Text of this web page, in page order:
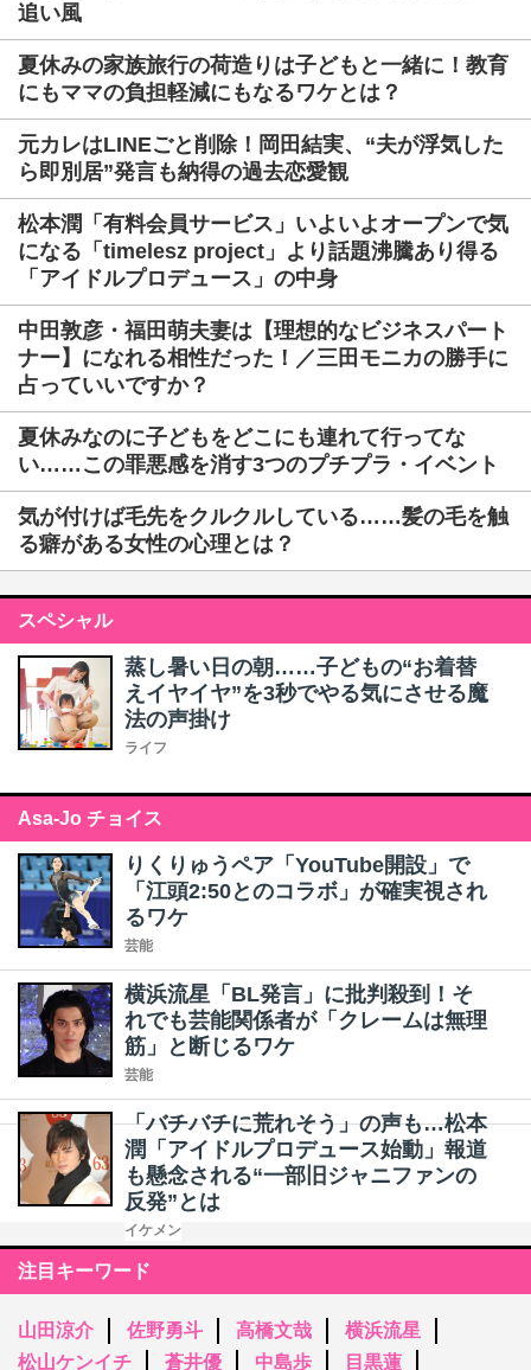
追い風
夏休みの家族旅行の荷造りは子どもと一緒に！教育
にもママの負担軽減にもなるワケとは？
元カレはLINEごと削除！岡田結実、“夫が浮気した
ら即別居”発言も納得の過去恋愛観
松本潤「有料会員サービス」いよいよオープンで気
になる「timelesz project」より話題沸騰あり得る
「アイドルプロデュース」の中身
中田敦彦・福田萌夫妻は【理想的なビジネスパート
ナー】になれる相性だった！／三田モニカの勝手に
占っていいですか？
夏休みなのに子どもをどこにも連れて行ってな
い……この罪悪感を消す3つのプチプラ・イベント
気が付けば毛先をクルクルしている……髪の毛を触
る癖がある女性の心理とは？
スペシャル
蒸し暑い日の朝……子どもの“お着替
えイヤイヤ”を3秒でやる気にさせる魔
法の声掛け
ライフ
Asa-Jo チョイス
りくりゅうペア「YouTube開設」で
「江頭2:50とのコラボ」が確実視され
るワケ
芸能
横浜流星「BL発言」に批判殺到！そ
れでも芸能関係者が「クレームは無理
筋」と断じるワケ
芸能
「バチバチに荒れそう」の声も…松本
潤「アイドルプロデュース始動」報道
も懸念される“一部旧ジャニファンの
反発”とは
イケメン
注目キーワード
山田涼介 佐野勇斗 高橋文哉
横浜流星
松山ケンイチ
蒼井優 中島歩 目黒蓮